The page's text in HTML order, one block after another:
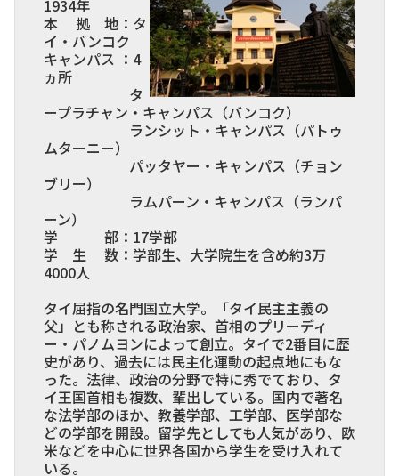
1934年
本 拠 地：タ
イ・バンコク
キャンパス ：4
ヵ所
タ
ープラチャン・キャンパス（バンコク）
ランシット・キャンパス（パトゥ
ムターニー）
パッタヤー・キャンパス（チョン
ブリー）
ラムパーン・キャンパス（ランパ
ーン）
学 部：17学部
学 生 数：学部生、大学院生を含め約3万
4000人
タイ屈指の名門国立大学。「タイ民主主義の
父」とも称される政治家、首相のプリーディ
ー・パノムヨンによって創立。タイで2番目に歴
史があり、過去には民主化運動の起点地にもな
った。法律、政治の分野で特に秀でており、タ
イ王国首相も複数、輩出している。国内で著名
な法学部のほか、教養学部、工学部、医学部な
どの学部を開設。留学先としても人気があり、欧
米などを中心に世界各国から学生を受け入れて
いる。